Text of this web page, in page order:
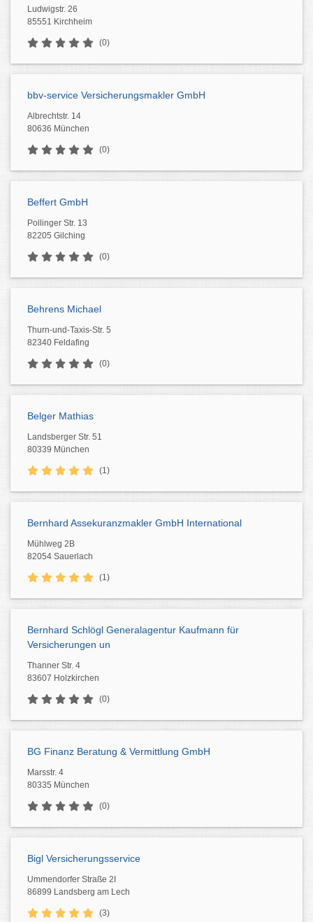
Ludwigstr. 26
85551 Kirchheim
(0)
bbv-service Versicherungsmakler GmbH
Albrechtstr. 14
80636 München
(0)
Beffert GmbH
Pollinger Str. 13
82205 Gilching
(0)
Behrens Michael
Thurn-und-Taxis-Str. 5
82340 Feldafing
(0)
Belger Mathias
Landsberger Str. 51
80339 München
(1)
Bernhard Assekuranzmakler GmbH International
Mühlweg 2B
82054 Sauerlach
(1)
Bernhard Schlögl Generalagentur Kaufmann für
Versicherungen un
Thanner Str. 4
83607 Holzkirchen
(0)
BG Finanz Beratung & Vermittlung GmbH
Marsstr. 4
80335 München
(0)
Bigl Versicherungsservice
Ummendorfer Straße 2I
86899 Landsberg am Lech
(3)